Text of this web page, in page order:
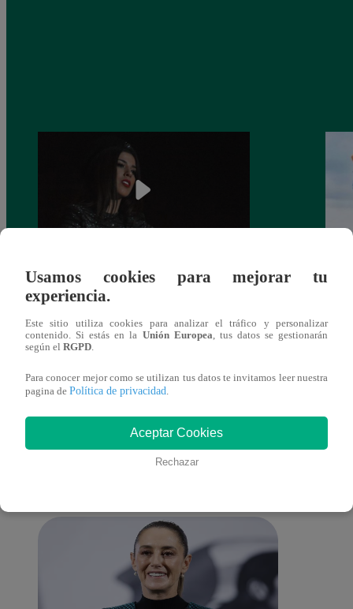
¿Yahaira Plasencia y Maritza Rodríguez
más unidas que nunca?
También te puede
interesar
Usamos cookies para mejorar tu
experiencia.
Este sitio utiliza cookies para analizar el tráfico y personalizar
contenido. Si estás en la Unión Europea , tus datos se gestionarán
según el RGPD
Para conocer mejor como se utilizan tus datos te invitamos leer nuestra
pagina de Política de privacidad
Aceptar Cookies
Rechazar